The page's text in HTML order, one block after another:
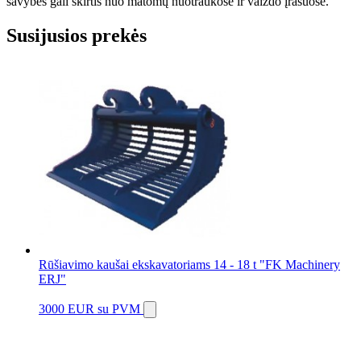
Susijusios prekės
Rūšiavimo kaušai ekskavatoriams 14 - 18 t "FK Machinery
ERJ"
3000 EUR su PVM